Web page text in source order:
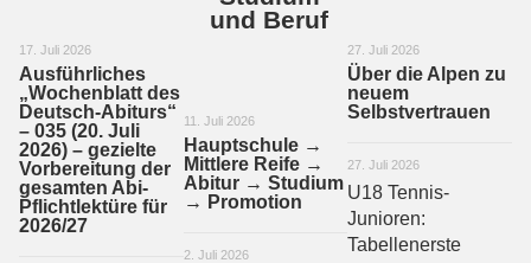
17. Juli 2026
Ausführliches
„Wochenblatt des
Deutsch-Abiturs“
– 035 (20. Juli
2026) – gezielte
Vorbereitung der
gesamten Abi-
Pflichtlektüre für
2026/27
27. Juli 2026
Über die Alpen zu
neuem
Selbstvertrauen
27. Juli 2026
U18 Tennis-
Junioren:
Tabellenerste
und Beruf
11. Juli 2026
Hauptschule →
Mittlere Reife →
Abitur → Studium
→ Promotion
2. Juli 2026